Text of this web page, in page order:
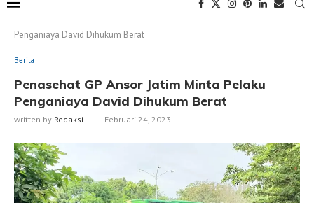
Penganiaya David Dihukum Berat
Berita
Penasehat GP Ansor Jatim Minta Pelaku
Penganiaya David Dihukum Berat
written by Redaksi Februari 24, 2023